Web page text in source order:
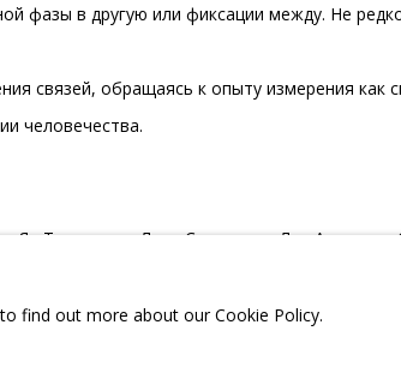
фазы в другую или фиксации между. Не
связей, обращаясь к опыту измерения как
человечества.
Тихоненко, Лена Скрипкина, Лия
find out more about our Cookie Policy.